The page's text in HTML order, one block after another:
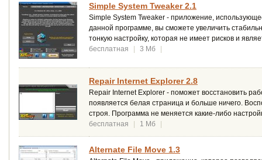
Simple System Tweaker 2.1
Simple System Tweaker - приложение,
данной программе, вы сможете увеличить
тонкую настройку, которая не имеет рисков и
бесплатная
| 3 Мб |
Repair Internet Explorer 2.8
Repair Internet Explorer - поможет восстановить
появляется белая страница и больше ничего.
строя. Программа не меняется какие-либо
бесплатная
| 1 Мб |
Alternate File Move 1.3